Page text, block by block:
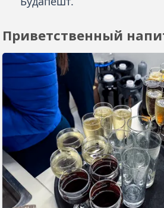
Приветственный